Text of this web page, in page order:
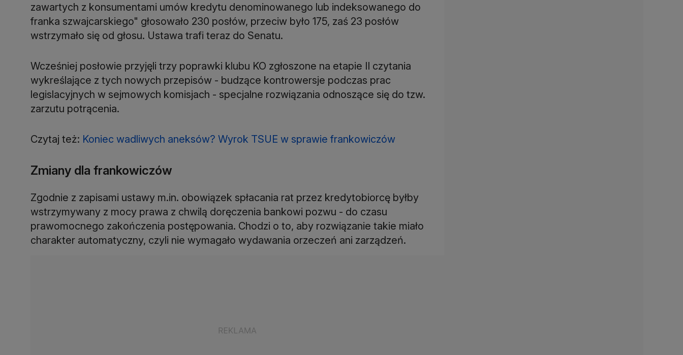
zawartych z konsumentami umów kredytu denominowanego lub indeksowanego do
franka szwajcarskiego" głosowało 230 posłów, przeciw było 175, zaś 23 posłów
wstrzymało się od głosu. Ustawa trafi teraz do Senatu.
Wcześniej posłowie przyjęli trzy poprawki klubu KO zgłoszone na etapie II czytania
wykreślające z tych nowych przepisów - budzące kontrowersje podczas prac
legislacyjnych w sejmowych komisjach - specjalne rozwiązania odnoszące się do tzw.
zarzutu potrącenia.
Czytaj też: Koniec wadliwych aneksów? Wyrok TSUE w sprawie frankowiczów
Zmiany dla frankowiczów
Zgodnie z zapisami ustawy m.in. obowiązek spłacania rat przez kredytobiorcę byłby
wstrzymywany z mocy prawa z chwilą doręczenia bankowi pozwu - do czasu
prawomocnego zakończenia postępowania. Chodzi o to, aby rozwiązanie takie miało
charakter automatyczny, czyli nie wymagało wydawania orzeczeń ani zarządzeń.